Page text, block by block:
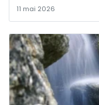
11 mai 2026